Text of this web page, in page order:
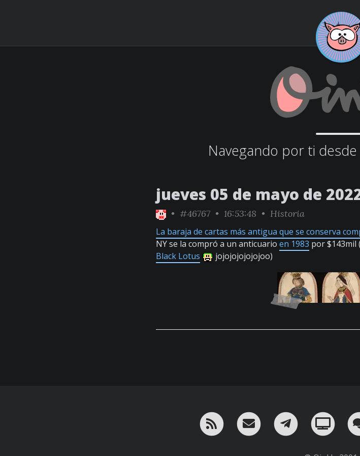
Navegando por ti
jueves 05 de mayo de
• #46767 • 16:53:48 • Historia
La baraja de cartas más antigua que se conserva
NY se la compró a un anticuario en 1983 por $143mil
Black Lotus
jojojojojojojoo)
RSS ¡Mándame un email!
¡Nuestro